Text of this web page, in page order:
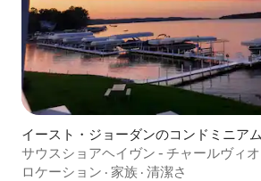
イースト・ジョーダンのコンドミニアム
サウスショアヘイヴン - チャールヴィ
ターフロントコンドミニアム
ロケーション · 家族 · 清潔さ